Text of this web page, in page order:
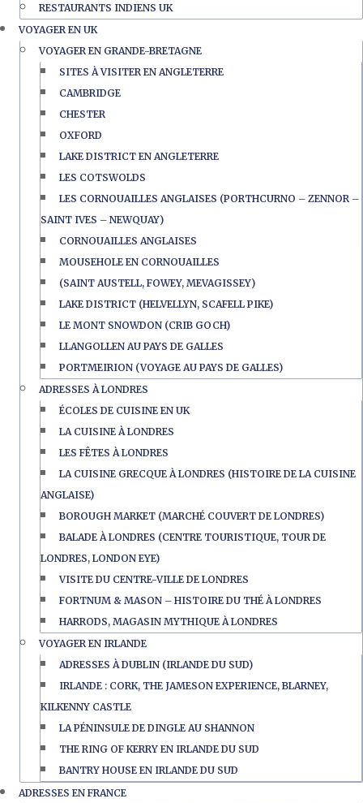
RESTAURANTS INDIENS UK
VOYAGER EN UK
VOYAGER EN GRANDE-BRETAGNE
SITES À VISITER EN ANGLETERRE
CAMBRIDGE
CHESTER
OXFORD
LAKE DISTRICT EN ANGLETERRE
LES COTSWOLDS
LES CORNOUAILLES ANGLAISES (PORTHCURNO – ZENNOR –
SAINT IVES – NEWQUAY)
CORNOUAILLES ANGLAISES
MOUSEHOLE EN CORNOUAILLES
(SAINT AUSTELL, FOWEY, MEVAGISSEY)
LAKE DISTRICT (HELVELLYN, SCAFELL PIKE)
LE MONT SNOWDON (CRIB GOCH)
LLANGOLLEN AU PAYS DE GALLES
PORTMEIRION (VOYAGE AU PAYS DE GALLES)
ADRESSES À LONDRES
ÉCOLES DE CUISINE EN UK
LA CUISINE À LONDRES
LES FÊTES À LONDRES
LA CUISINE GRECQUE À LONDRES (HISTOIRE DE LA CUISINE
ANGLAISE)
BOROUGH MARKET (MARCHÉ COUVERT DE LONDRES)
BALADE À LONDRES (CENTRE TOURISTIQUE, TOUR DE
LONDRES, LONDON EYE)
VISITE DU CENTRE-VILLE DE LONDRES
FORTNUM & MASON – HISTOIRE DU THÉ À LONDRES
HARRODS, MAGASIN MYTHIQUE À LONDRES
VOYAGER EN IRLANDE
ADRESSES À DUBLIN (IRLANDE DU SUD)
IRLANDE : CORK, THE JAMESON EXPERIENCE, BLARNEY,
KILKENNY CASTLE
LA PÉNINSULE DE DINGLE AU SHANNON
THE RING OF KERRY EN IRLANDE DU SUD
BANTRY HOUSE EN IRLANDE DU SUD
ADRESSES EN FRANCE